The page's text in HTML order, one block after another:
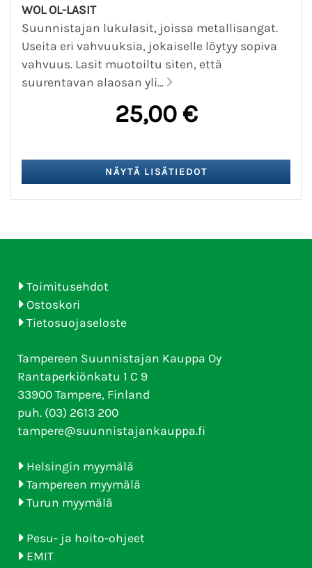
WOL OL-LASIT
Suunnistajan lukulasit, joissa metallisangat.
Useita eri vahvuuksia, jokaiselle löytyy sopiva
vahvuus. Lasit muotoiltu siten, että
suurentavan alaosan yli...
25,00 €
Toimitusehdot
Ostoskori
Tietosuojaseloste
Tampereen Suunnistajan Kauppa Oy
Rantaperkiönkatu 1 C 9
33900 Tampere, Finland
puh. (03) 2613 200
tampere@suunnistajankauppa.fi
Helsingin myymälä
Tampereen myymälä
Turun myymälä
Pesu- ja hoito-ohjeet
EMIT